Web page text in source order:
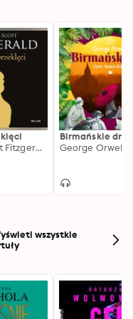
Francis Scott Fitzgerald
Birmańskie dni
George Orwell
wszystkie